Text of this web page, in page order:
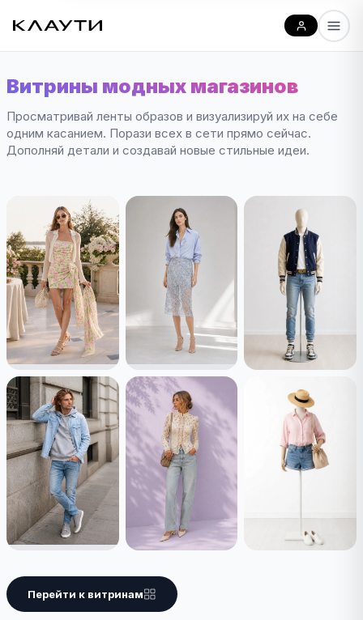
Витрины модных магазинов
Просматривай ленты образов и визуализируй их на себе
одним касанием. Порази всех в сети прямо сейчас.
Дополняй детали и создавай новые стильные идеи.
Перейти к витринам